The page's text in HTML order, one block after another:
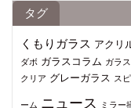
タグ
くもりガラス アクリ
ダボ ガラスコラム ガラ
クリア グレーガラス ス
ーム ニュース ミラー